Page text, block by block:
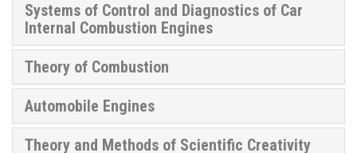
Systems of Control and Diagnostics of Car
Internal Combustion Engines
Theory of Combustion
Automobile Engines
Theory and Methods of Scientific Creativity